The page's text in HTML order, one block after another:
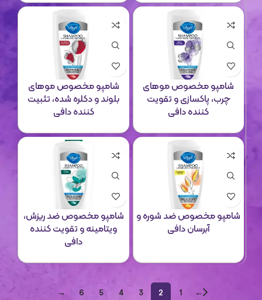
شامپو مخصوص موهای
چرب، پاکسازی و تقویت
کننده دافی
شامپو مخصوص موهای
بلوند و دکلره شده، تثبیت
کننده دافی
شامپو مخصوص ضد شوره و
آبرسان دافی
شامپو مخصوص ضد ریزش،
ویتامینه و تقویت کننده
دافی
←
1
2
3
4
5
6
→